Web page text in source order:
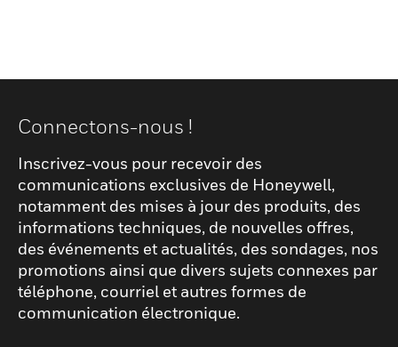
Connectons-nous !
Inscrivez-vous pour recevoir des
communications exclusives de Honeywell,
notamment des mises à jour des produits, des
informations techniques, de nouvelles offres,
des événements et actualités, des sondages, nos
promotions ainsi que divers sujets connexes par
téléphone, courriel et autres formes de
communication électronique.